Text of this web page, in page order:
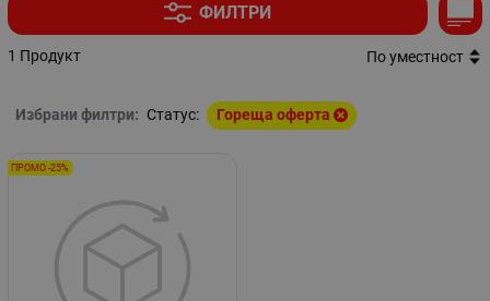
ФИЛТРИ
1 Продукт По уместност
Избрани филтри: Статус: Гореща оферта
ПРОМО -25%